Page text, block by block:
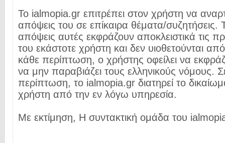
Το ialmopia.gr επιτρέπει στον χρήστη να
απόψεις του σε επίκαιρα θέματα/συζητήσεις.
απόψεις αυτές εκφράζουν αποκλειστικά τις
του εκάστοτε χρήστη και δεν υιοθετούνται
κάθε περίπτωση, ο χρήστης οφείλει να
να μην παραβιάζει τους ελληνικούς νόμους.
περίπτωση, το ialmopia.gr διατηρεί το
χρήστη από την εν λόγω υπηρεσία.
Με εκτίμηση, Η συντακτική ομάδα του